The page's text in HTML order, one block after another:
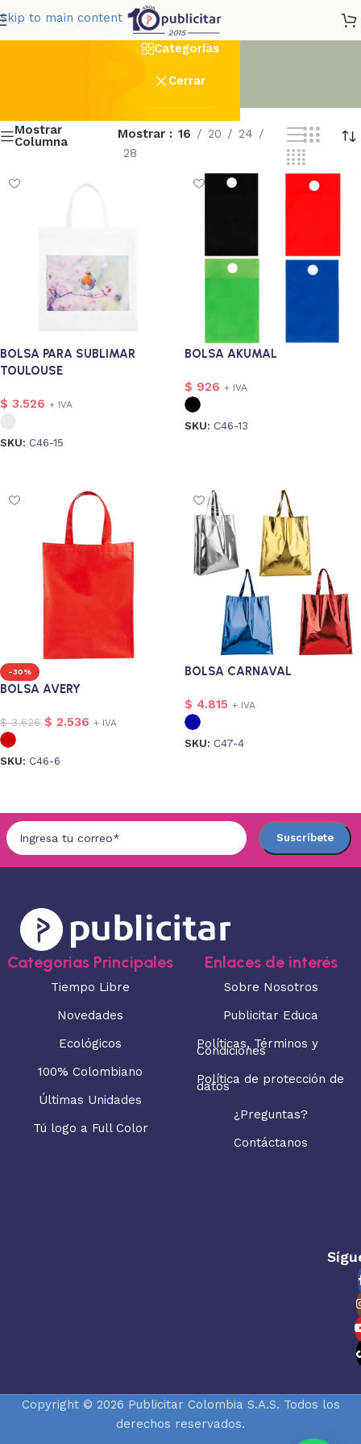
Skip to main content
Bolsas Reutilizables
Categorías
Cerrar
1
Mostrar
Columna
Mostrar 16 20
24
28
BOLSA PARA SUBLIMAR
TOULOUSE
$ 3.526 + IVA
SKU: C46-15
BOLSA AKUMAL
$ 926 + IVA
SKU: C46-13
-30%
BOLSA AVERY
$3.626 $ 2.536 + IVA
SKU: C46-6
BOLSA CARNAVAL
$ 4.815 + IVA
SKU: C47-4
Categorias Principales
Tiempo Libre
Novedades
Ecológicos
100% Colombiano
Últimas Unidades
Tú logo a Full Color
Enlaces de interés
Sobre Nosotros
Publicitar Educa
Políticas, Términos y
Condiciones
Política de protección de
datos
¿Preguntas?
Contáctanos
Copyright © 2026 Publicitar Colombia S.A.S. Todos los
derechos reservados.